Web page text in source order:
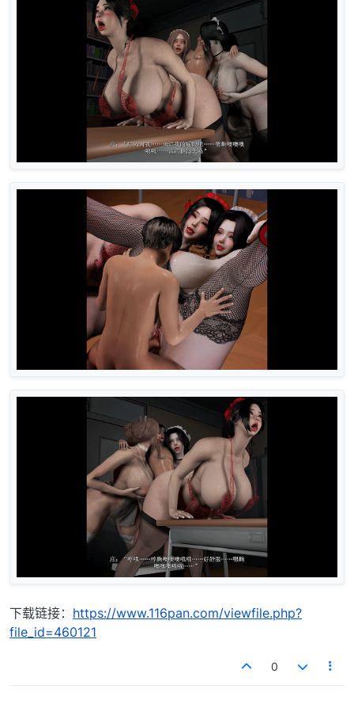
下载链接： https://www.116pan.com/viewfile.php?
file_id=460121
0